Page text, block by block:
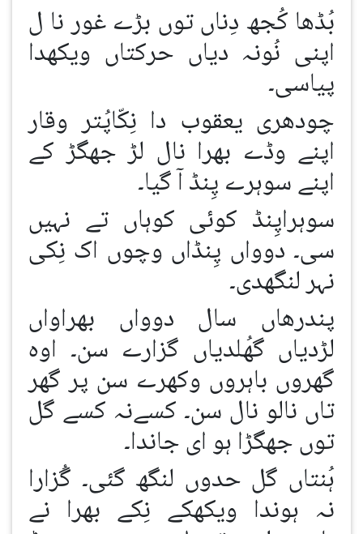
بُڈھا کُجھ دِناں توں بڑے غور نا ل
اپنی نُونہ دیاں حرکتاں ویکھدا
پیاسی۔
چودھری یعقوب دا نِکّاپُتر وقار
اپنے وڈے بھرا نال لڑ جھگڑ کے
اپنے سوہرے پِنڈ آ گیا۔
سوہراپِنڈ کوئی کوہاں تے نہیں
سی۔ دوواں پِنڈاں وچوں اک نِکی
نہر لنگھدی۔
پندرھاں سال دوواں بھراواں
لڑدیاں گھُلدیاں گزارے سن۔ اوہ
گھروں باہروں وکھرے سن پر گھر
تاں نالو نال سن۔ کسےنہ کسے گل
توں جھگڑا ہو ای جاندا۔
ہُنتاں گل حدوں لنگھ گئی۔ گُزارا
نہ ہوندا ویکھکے نِکے بھرا نے